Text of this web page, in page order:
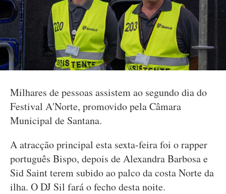
Milhares de pessoas assistem ao segundo dia do
Festival A'Norte, promovido pela Câmara
Municipal de Santana.
A atracção principal esta sexta-feira foi o rapper
português Bispo, depois de Alexandra Barbosa e
Sid Saint terem subido ao palco da costa Norte da
ilha. O DJ Sil fará o fecho desta noite.